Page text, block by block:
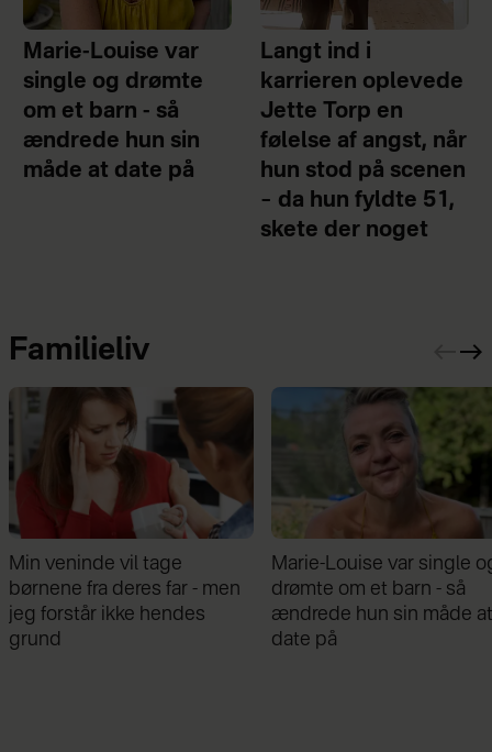
Marie-Louise var
single og drømte
om et barn - så
ændrede hun sin
måde at date på
Langt ind i
karrieren oplevede
Jette Torp en
følelse af angst, når
hun stod på scenen
– da hun fyldte 51,
skete der noget
Familieliv
Marie-Louise var single og
drømte om et barn - så
ændrede hun sin måde at
date på
Mathilde Gøhler fortæller
om bruddet med Remee:
Var gået fra hinanden før
graviditeten